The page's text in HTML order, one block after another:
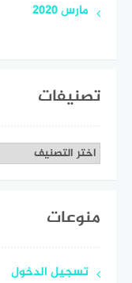
مارس 2020
تصنيفات
تصنيفات
منوعات
تسجيل الدخول